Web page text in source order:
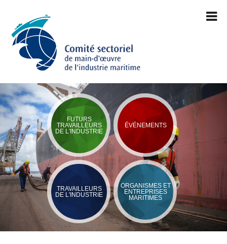
FUTURS
TRAVAILLEURS
DE L'INDUSTRIE
ÉVÉNEMENTS
TRAVAILLEURS
DE L'INDUSTRIE
ORGANISMES ET
ENTREPRISES
MARITIMES